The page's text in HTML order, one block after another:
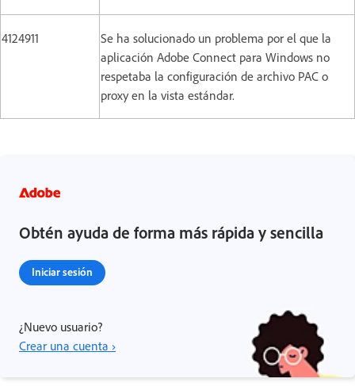
4124911
Se ha solucionado un problema por el que la
aplicación Adobe Connect para Windows no
respetaba la configuración de archivo PAC o
proxy en la vista estándar.
Obtén ayuda de forma más rápida y sencilla
Iniciar sesión
¿Nuevo usuario?
Crear una cuenta ›